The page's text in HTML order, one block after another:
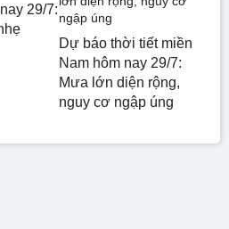
29/7:
Dự báo thời tiết miền
Nam hôm nay 29/7:
Mưa lớn diện rộng,
nguy cơ ngập úng